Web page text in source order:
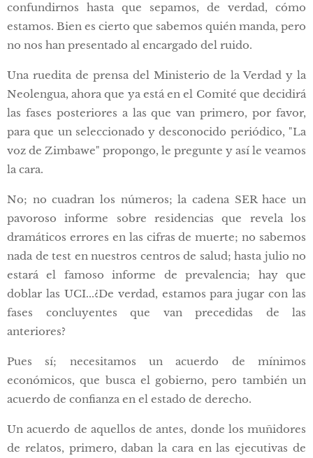
confundirnos hasta que sepamos, de verdad, cómo
estamos. Bien es cierto que sabemos quién manda, pero
no nos han presentado al encargado del ruido.
Una ruedita de prensa del Ministerio de la Verdad y la
Neolengua, ahora que ya está en el Comité que decidirá
las fases posteriores a las que van primero, por favor,
para que un seleccionado y desconocido periódico, "La
voz de Zimbawe" propongo, le pregunte y así le veamos
la cara.
No; no cuadran los números; la cadena SER hace un
pavoroso informe sobre residencias que revela los
dramáticos errores en las cifras de muerte; no sabemos
nada de test en nuestros centros de salud; hasta julio no
estará el famoso informe de prevalencia; hay que
doblar las UCI...¿De verdad, estamos para jugar con las
fases concluyentes que van precedidas de las
anteriores?
Pues sí; necesitamos un acuerdo de mínimos
económicos, que busca el gobierno, pero también un
acuerdo de confianza en el estado de derecho.
Un acuerdo de aquellos de antes, donde los muñidores
de relatos, primero, daban la cara en las ejecutivas de